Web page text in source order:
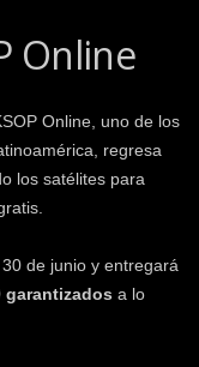
Online
Online, uno de los
regresa
los satélites para
de junio y entregará
garantizados a lo